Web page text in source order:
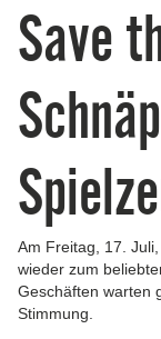
Save
Am Freitag, 17.
wieder zum
Geschäften warten
Stimmung.